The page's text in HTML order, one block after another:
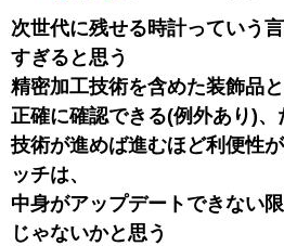
次世代に残せる時計っていう
すぎると思う
精密加工技術を含めた装飾品
正確に確認できる(例外あり)、
技術が進めば進むほど利便性
ッチは、
中身がアップデートできない
じゃないかと思う